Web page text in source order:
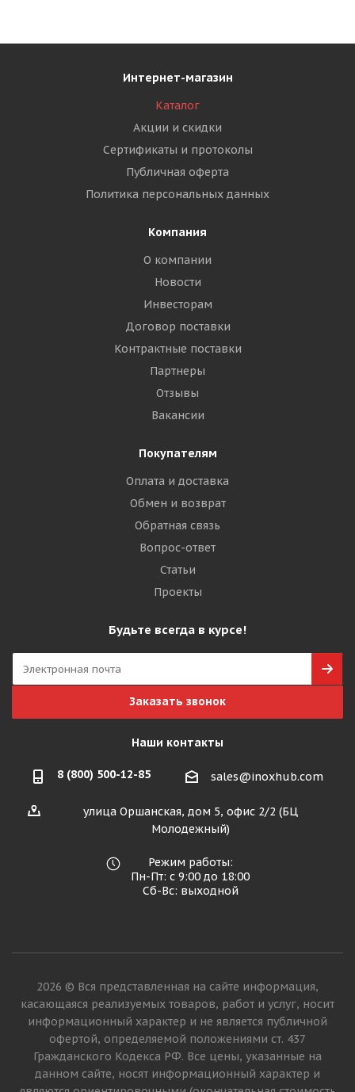
Интернет-магазин
Каталог
Акции и скидки
Сертификаты и протоколы
Публичная оферта
Политика персональных данных
Компания
О компании
Новости
Инвесторам
Договор поставки
Контрактные поставки
Партнеры
Отзывы
Вакансии
Покупателям
Оплата и доставка
Обмен и возврат
Обратная связь
Вопрос-ответ
Статьи
Проекты
Будьте всегда в курсе!
Заказать звонок
Наши контакты
8 (800) 500-12-85 sales@inoxhub.com
улица Оршанская, дом 5, офис 2/2 (БЦ
Молодежный)
Режим работы:
Пн-Пт: с 9:00 до 18:00
Сб-Вс: выходной
2026 © Вся представленная на сайте информация,
касающаяся реализуемых товаров, работ и услуг, носит
информационный характер и не является публичной
офертой, определяемой положениями ст. 437
Гражданского Кодекса РФ. Все цены, указанные на
данном сайте, носят информационный характер и